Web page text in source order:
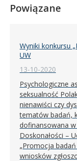
Powiązane
Wyniki konkursu
UW
13-10-2020
Psychologiczne
seksualność
nienawiści czy
tematów badań,
dofinansowana
Doskonałości –
„Promocja
wniosków